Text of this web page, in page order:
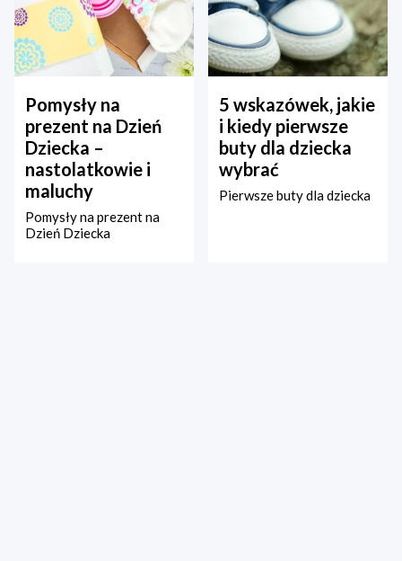
Pomysły na
prezent na Dzień
Dziecka –
nastolatkowie i
maluchy
Pomysły na prezent na
Dzień Dziecka
5 wskazówek, jakie
i kiedy pierwsze
buty dla dziecka
wybrać
Pierwsze buty dla dziecka